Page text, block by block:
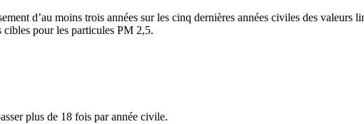
d’au moins trois années sur les cinq dernières années civiles des valeurs
pour les particules PM 2,5.
plus de 18 fois par année civile.